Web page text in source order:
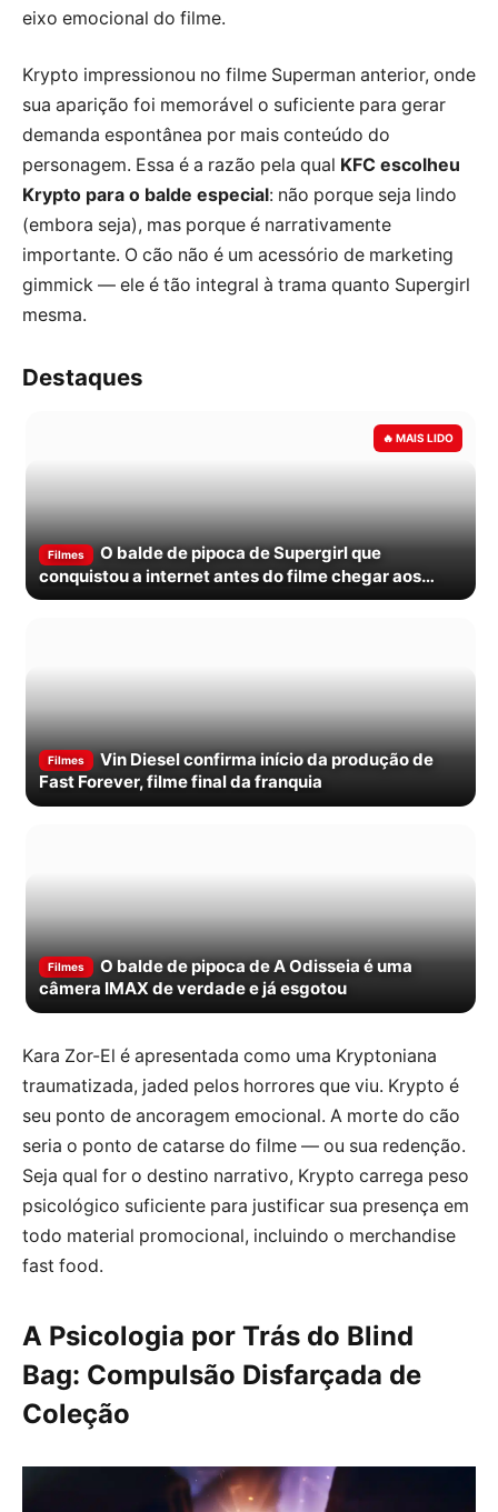
eixo emocional do filme.
Krypto impressionou no filme Superman anterior, onde
sua aparição foi memorável o suficiente para gerar
demanda espontânea por mais conteúdo do
personagem. Essa é a razão pela qual KFC escolheu
Krypto para o balde especial: não porque seja lindo
(embora seja), mas porque é narrativamente
importante. O cão não é um acessório de marketing
gimmick — ele é tão integral à trama quanto Supergirl
mesma.
Destaques
Filmes
O balde de pipoca de Supergirl que
conquistou a internet antes do filme chegar aos
cinemas
Filmes
Vin Diesel confirma início da produção de
Fast Forever, filme final da franquia
Filmes
O balde de pipoca de A Odisseia é uma
câmera IMAX de verdade e já esgotou
Kara Zor-El é apresentada como uma Kryptoniana
traumatizada, jaded pelos horrores que viu. Krypto é
seu ponto de ancoragem emocional. A morte do cão
seria o ponto de catarse do filme — ou sua redenção.
Seja qual for o destino narrativo, Krypto carrega peso
psicológico suficiente para justificar sua presença em
todo material promocional, incluindo o merchandise
fast food.
A Psicologia por Trás do Blind
Bag: Compulsão Disfarçada de
Coleção